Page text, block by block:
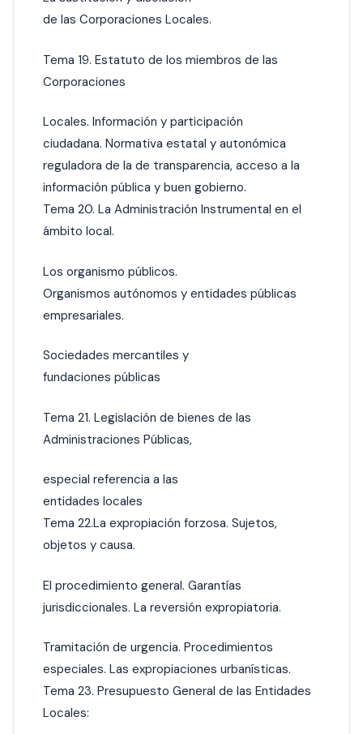
de las Corporaciones Locales.
Tema 19. Estatuto de los miembros de las
Corporaciones
Locales. lnformación y participación
ciudadana. Normativa estatal y autonómica
reguladora de la de transparencia, acceso a la
información pública y buen gobierno.
Tema 20. La Administración lnstrumental en el
ámbito local.
Los organismo públicos.
Organismos autónomos y entidades públicas
empresariales.
Sociedades mercantiles y
fundaciones públicas
Tema 21. Legislación de bienes de las
Administraciones Públicas,
especial referencia a las
entidades locales
Tema 22.La expropiación forzosa. Sujetos,
objetos y causa.
El procedimiento general. Garantías
jurisdiccionales. La reversión expropiatoria.
Tramitación de urgencia. Procedimientos
especiales. Las expropiaciones urbanísticas.
Tema 23. Presupuesto General de las Entidades
Locales: